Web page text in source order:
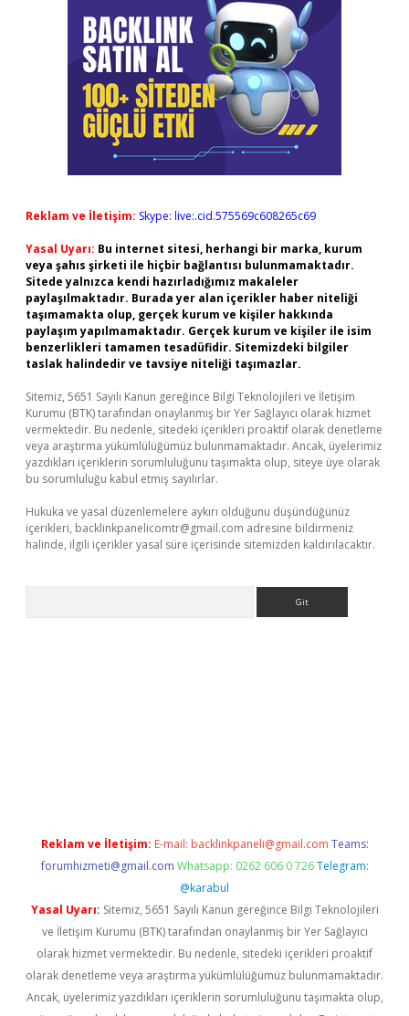
Reklam ve İletişim: Skype: live:.cid.575569c608265c69
Yasal Uyarı: Bu internet sitesi, herhangi bir marka, kurum
veya şahıs şirketi ile hiçbir bağlantısı bulunmamaktadır.
Sitede yalnızca kendi hazırladığımız makaleler
paylaşılmaktadır. Burada yer alan içerikler haber niteliği
taşımamakta olup, gerçek kurum ve kişiler hakkında
paylaşım yapılmamaktadır. Gerçek kurum ve kişiler ile isim
benzerlikleri tamamen tesadüfidir. Sitemizdeki bilgiler
taslak halindedir ve tavsiye niteliği taşımazlar.
Sitemiz, 5651 Sayılı Kanun gereğince Bilgi Teknolojileri ve İletişim
Kurumu (BTK) tarafından onaylanmış bir Yer Sağlayıcı olarak hizmet
vermektedir. Bu nedenle, sitedeki içerikleri proaktif olarak denetleme
veya araştırma yükümlülüğümüz bulunmamaktadır. Ancak, üyelerimiz
yazdıkları içeriklerin sorumluluğunu taşımakta olup, siteye üye olarak
bu sorumluluğu kabul etmiş sayılırlar.
Hukuka ve yasal düzenlemelere aykırı olduğunu düşündüğünüz
içerikleri, backlinkpanelicomtr@gmail.com adresine bildirmeniz
halinde, ilgili içerikler yasal süre içerisinde sitemizden kaldırılacaktır.
Reklam ve İletişim: E-mail: backlinkpaneli@gmail.com Teams:
forumhizmeti@gmail.com Whatsapp: 0262 606 0 726 Telegram:
@karabul
Yasal Uyarı: Sitemiz, 5651 Sayılı Kanun gereğince Bilgi Teknolojileri
ve İletişim Kurumu (BTK) tarafından onaylanmış bir Yer Sağlayıcı
olarak hizmet vermektedir. Bu nedenle, sitedeki içerikleri proaktif
olarak denetleme veya araştırma yükümlülüğümüz bulunmamaktadır.
Ancak, üyelerimiz yazdıkları içeriklerin sorumluluğunu taşımakta olup,